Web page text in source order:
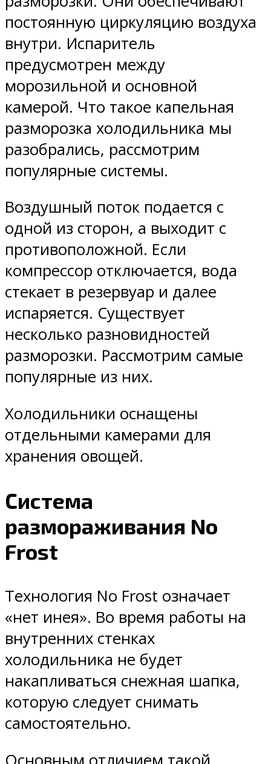
постоянную циркуляцию воздуха
внутри. Испаритель
предусмотрен между
морозильной и основной
камерой. Что такое капельная
разморозка холодильника мы
разобрались, рассмотрим
популярные системы.
Воздушный поток подается с
одной из сторон, а выходит с
противоположной. Если
компрессор отключается, вода
стекает в резервуар и далее
испаряется. Существует
несколько разновидностей
разморозки. Рассмотрим самые
популярные из них.
Холодильники оснащены
отдельными камерами для
хранения овощей.
Система
размораживания No
Frost
Технология No Frost означает
«нет инея». Во время работы на
внутренних стенках
холодильника не будет
накапливаться снежная шапка,
которую следует снимать
самостоятельно.